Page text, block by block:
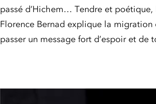
passé d’Hichem… Tendre et
Florence Bernad explique la migration
passer un message fort d’espoir et de